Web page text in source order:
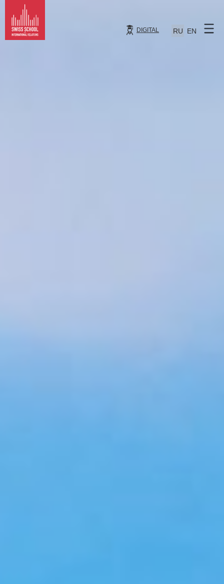
EN
RU
DIGITAL